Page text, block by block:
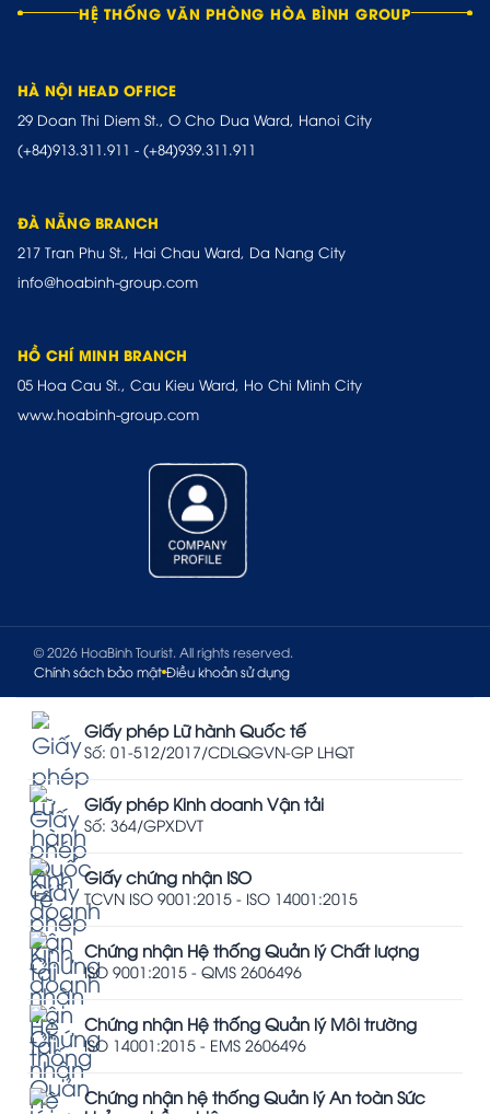
HỆ THỐNG VĂN PHÒNG HÒA BÌNH GROUP
HÀ NỘI HEAD OFFICE
29 Doan Thi Diem St., O Cho Dua Ward, Hanoi City
(+84)913.311.911 - (+84)939.311.911
ĐÀ NẴNG BRANCH
217 Tran Phu St., Hai Chau Ward, Da Nang City
info@hoabinh-group.com
HỒ CHÍ MINH BRANCH
05 Hoa Cau St., Cau Kieu Ward, Ho Chi Minh City
www.hoabinh-group.com
© 2026 HoaBinh Tourist. All rights reserved.
Chính sách bảo mật Điều khoản sử dụng
Giấy phép Lữ hành Quốc tế
Số: 01-512/2017/CDLQGVN-GP LHQT
Giấy phép Kinh doanh Vận tải
Số: 364/GPXDVT
Giấy chứng nhận ISO
TCVN ISO 9001:2015 - ISO 14001:2015
Chứng nhận Hệ thống Quản lý Chất lượng
ISO 9001:2015 - QMS 2606496
Chứng nhận Hệ thống Quản lý Môi trường
ISO 14001:2015 - EMS 2606496
Chứng nhận hệ thống Quản lý An toàn Sức